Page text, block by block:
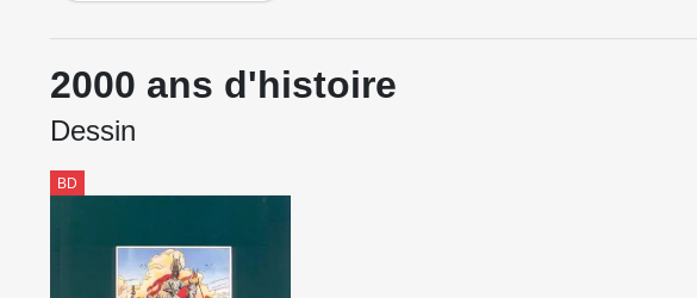
2000 ans d'histoire
Dessin
BD